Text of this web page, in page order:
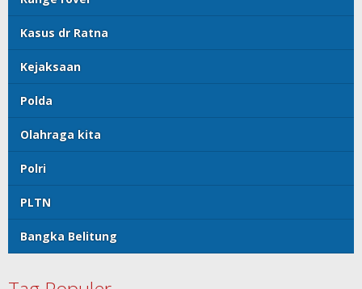
Kasus dr Ratna
Kejaksaan
Polda
Olahraga kita
Polri
PLTN
Bangka Belitung